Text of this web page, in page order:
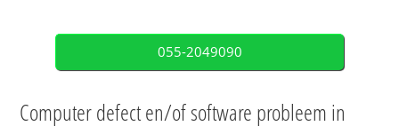
055-2049090
Computer defect en/of software probleem in